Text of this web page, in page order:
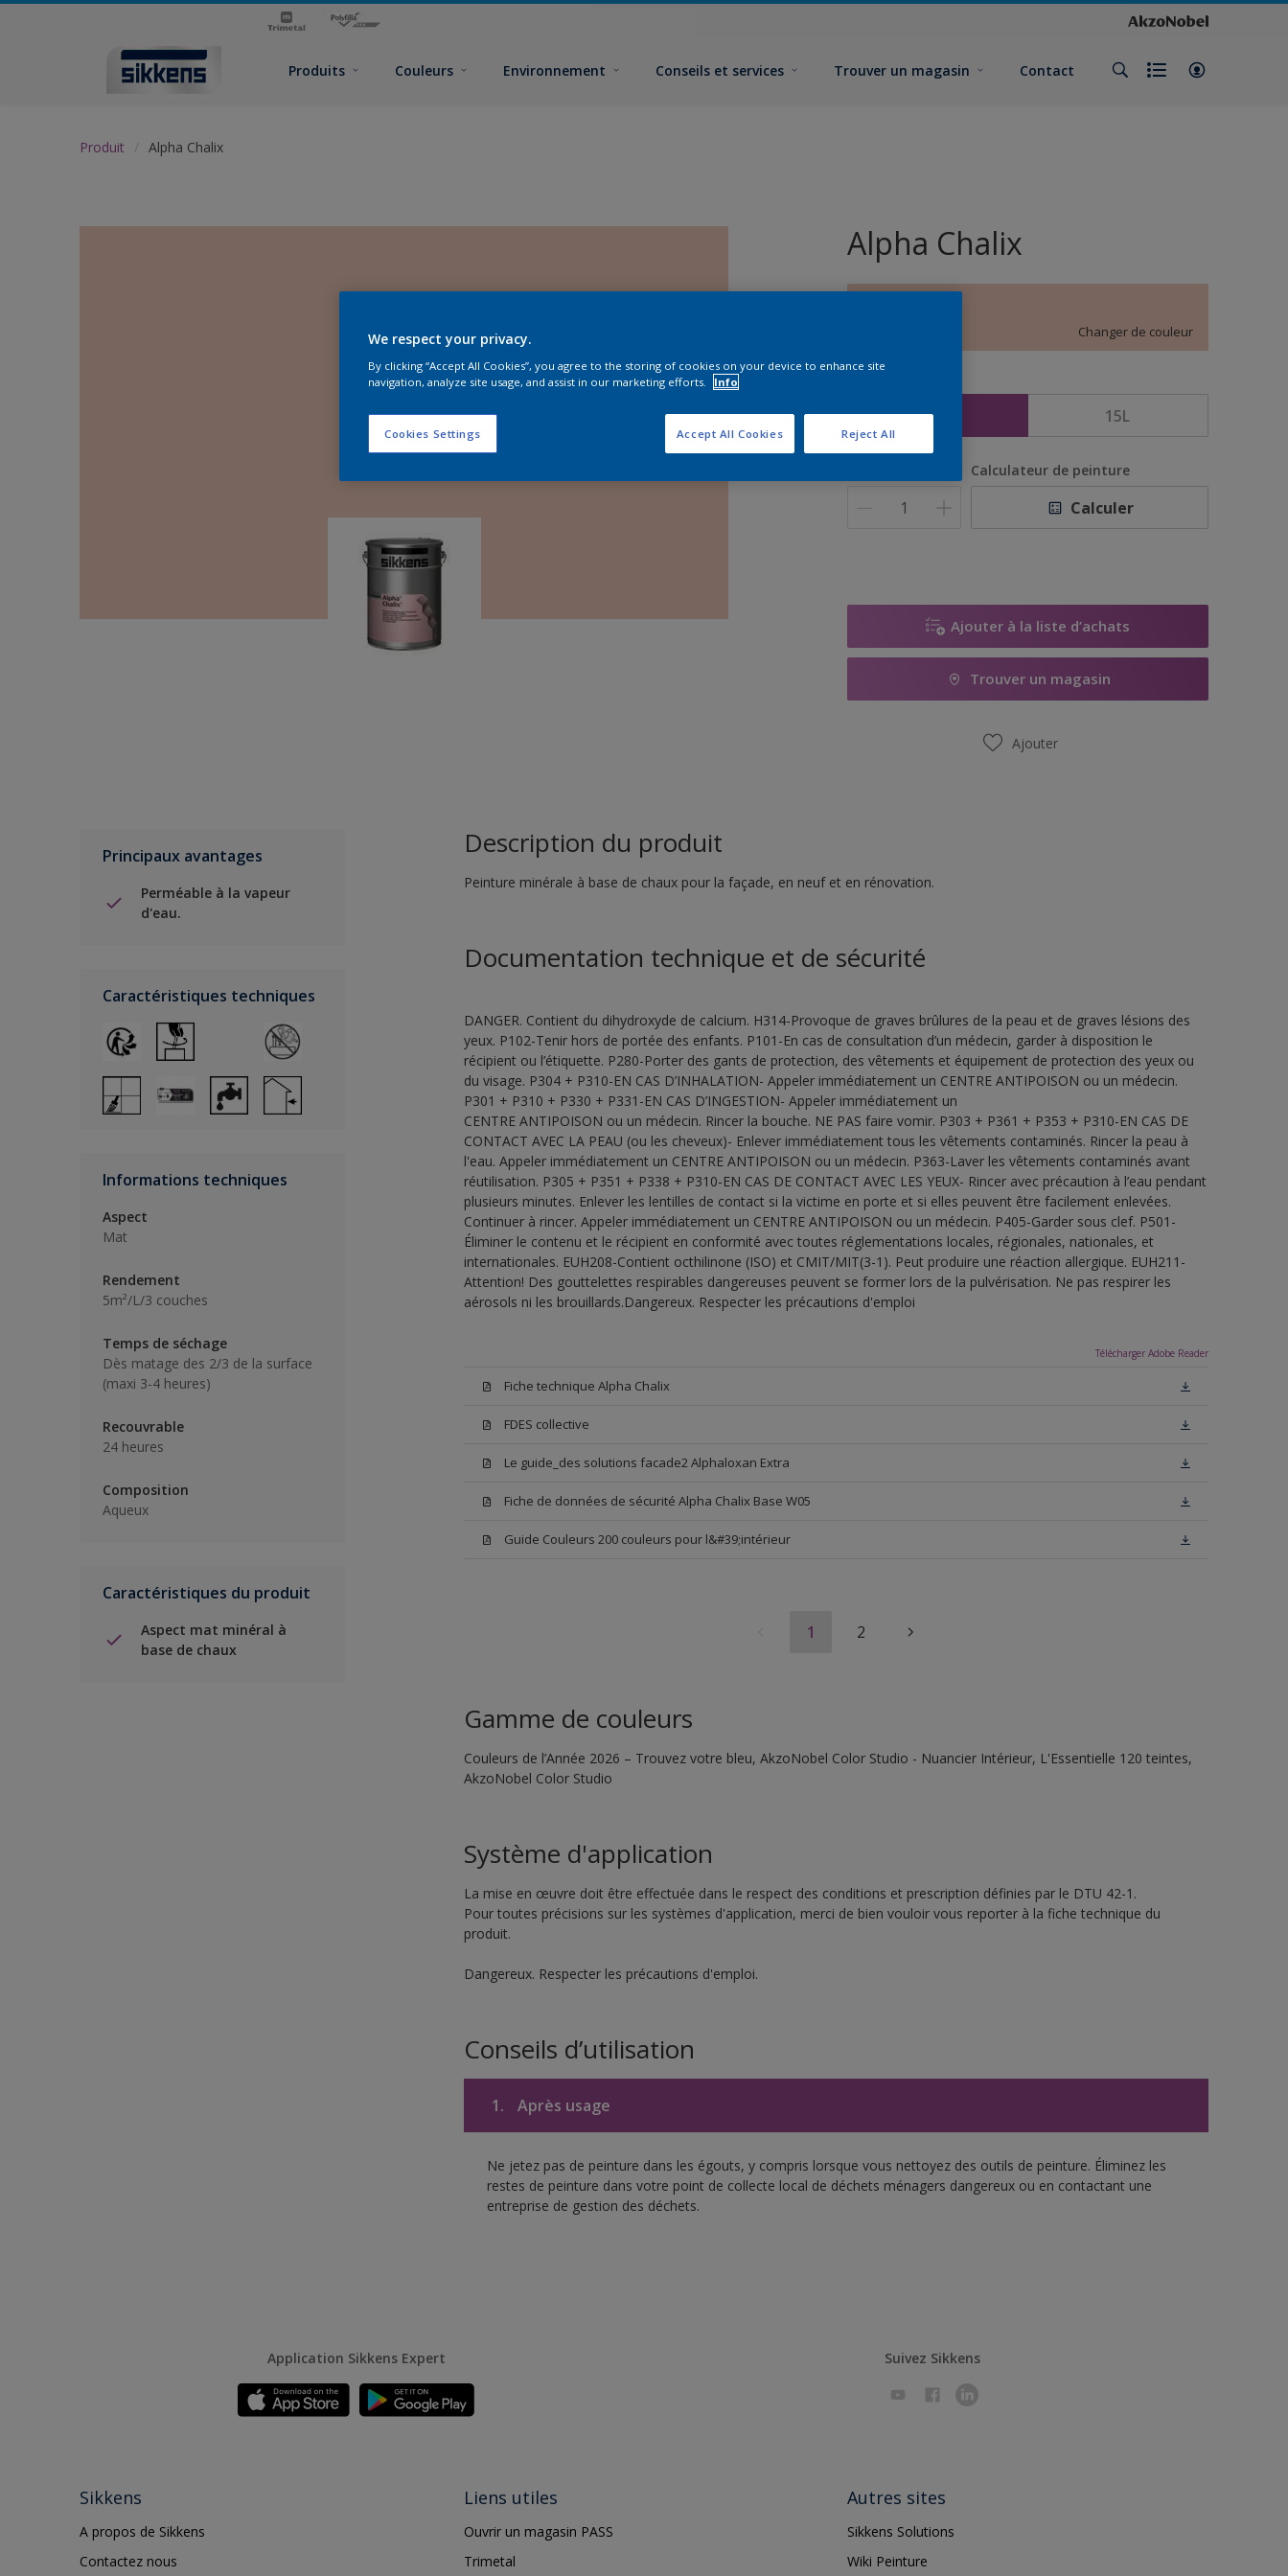
Produits Couleurs Environnement Conseils et services Trouver un magasin Contact
Produit Alpha Chalix
Alpha Chalix
Changer de couleur
5L 15L
Calculateur de peinture
Calculer
Ajouter à la liste d’achats
Trouver un magasin
Ajouter
Principaux avantages
Perméable à la vapeur
d'eau.
Caractéristiques techniques
Informations techniques
Aspect
Mat
Rendement
5m²/L/3 couches
Temps de séchage
Dès matage des 2/3 de la surface
(maxi 3-4 heures)
Recouvrable
24 heures
Composition
Aqueux
Caractéristiques du produit
Aspect mat minéral à
base de chaux
Description du produit
Peinture minérale à base de chaux pour la façade, en neuf et en rénovation.
Documentation technique et de sécurité
DANGER. Contient du dihydroxyde de calcium. H314-Provoque de graves brûlures de la peau et de graves lésions des
yeux. P102-Tenir hors de portée des enfants. P101-En cas de consultation d’un médecin, garder à disposition le
récipient ou l’étiquette. P280-Porter des gants de protection, des vêtements et équipement de protection des yeux ou
du visage. P304 + P310-EN CAS D’INHALATION- Appeler immédiatement un CENTRE ANTIPOISON ou un médecin.
P301 + P310 + P330 + P331-EN CAS D’INGESTION- Appeler immédiatement un
CENTRE ANTIPOISON ou un médecin. Rincer la bouche. NE PAS faire vomir. P303 + P361 + P353 + P310-EN CAS DE
CONTACT AVEC LA PEAU (ou les cheveux)- Enlever immédiatement tous les vêtements contaminés. Rincer la peau à
l'eau. Appeler immédiatement un CENTRE ANTIPOISON ou un médecin. P363-Laver les vêtements contaminés avant
réutilisation. P305 + P351 + P338 + P310-EN CAS DE CONTACT AVEC LES YEUX- Rincer avec précaution à l’eau pendant
plusieurs minutes. Enlever les lentilles de contact si la victime en porte et si elles peuvent être facilement enlevées.
Continuer à rincer. Appeler immédiatement un CENTRE ANTIPOISON ou un médecin. P405-Garder sous clef. P501-
Éliminer le contenu et le récipient en conformité avec toutes réglementations locales, régionales, nationales, et
internationales. EUH208-Contient octhilinone (ISO) et CMIT/MIT(3-1). Peut produire une réaction allergique. EUH211-
Attention! Des gouttelettes respirables dangereuses peuvent se former lors de la pulvérisation. Ne pas respirer les
aérosols ni les brouillards.Dangereux. Respecter les précautions d'emploi
Télécharger Adobe Reader
Fiche technique Alpha Chalix
FDES collective
Le guide_des solutions facade2 Alphaloxan Extra
Fiche de données de sécurité Alpha Chalix Base W05
Guide Couleurs 200 couleurs pour l&#39;intérieur
1 2
Gamme de couleurs
Couleurs de l’Année 2026 – Trouvez votre bleu, AkzoNobel Color Studio - Nuancier Intérieur, L'Essentielle 120 teintes,
AkzoNobel Color Studio
Système d'application
La mise en œuvre doit être effectuée dans le respect des conditions et prescription définies par le DTU 42-1.
Pour toutes précisions sur les systèmes d'application, merci de bien vouloir vous reporter à la fiche technique du
produit.
Dangereux. Respecter les précautions d'emploi.
Conseils d’utilisation
1. Après usage
Ne jetez pas de peinture dans les égouts, y compris lorsque vous nettoyez des outils de peinture. Éliminez les
restes de peinture dans votre point de collecte local de déchets ménagers dangereux ou en contactant une
entreprise de gestion des déchets.
Application Sikkens Expert Suivez Sikkens
Sikkens
A propos de Sikkens
Contactez nous
Liens utiles
Ouvrir un magasin PASS
Trimetal
Autres sites
Sikkens Solutions
Wiki Peinture
We respect your privacy.
By clicking “Accept All Cookies”, you agree to the storing of cookies on your device to enhance site
navigation, analyze site usage, and assist in our marketing efforts.
Info
Cookies Settings Reject All
Accept All Cookies